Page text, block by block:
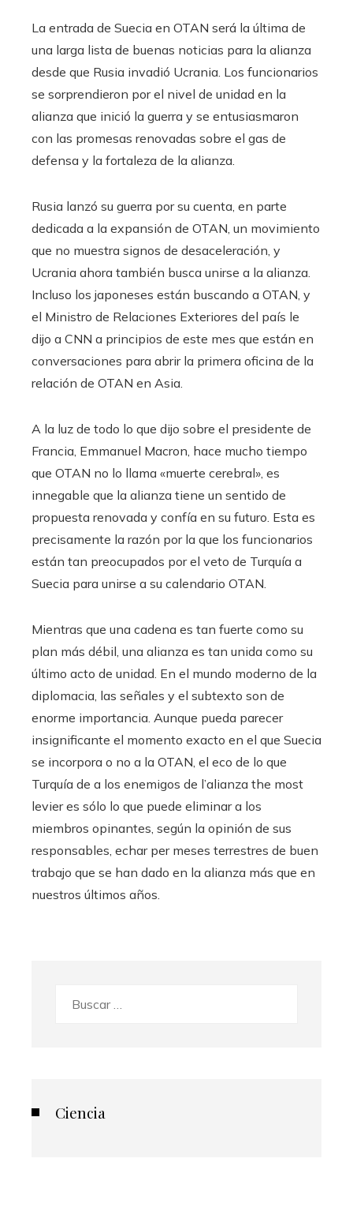
La entrada de Suecia en OTAN será la última de
una larga lista de buenas noticias para la alianza
desde que Rusia invadió Ucrania. Los funcionarios
se sorprendieron por el nivel de unidad en la
alianza que inició la guerra y se entusiasmaron
con las promesas renovadas sobre el gas de
defensa y la fortaleza de la alianza.
Rusia lanzó su guerra por su cuenta, en parte
dedicada a la expansión de OTAN, un movimiento
que no muestra signos de desaceleración, y
Ucrania ahora también busca unirse a la alianza.
Incluso los japoneses están buscando a OTAN, y
el Ministro de Relaciones Exteriores del país le
dijo a CNN a principios de este mes que están en
conversaciones para abrir la primera oficina de la
relación de OTAN en Asia.
A la luz de todo lo que dijo sobre el presidente de
Francia, Emmanuel Macron, hace mucho tiempo
que OTAN no lo llama «muerte cerebral», es
innegable que la alianza tiene un sentido de
propuesta renovada y confía en su futuro. Esta es
precisamente la razón por la que los funcionarios
están tan preocupados por el veto de Turquía a
Suecia para unirse a su calendario OTAN.
Mientras que una cadena es tan fuerte como su
plan más débil, una alianza es tan unida como su
último acto de unidad. En el mundo moderno de la
diplomacia, las señales y el subtexto son de
enorme importancia. Aunque pueda parecer
insignificante el momento exacto en el que Suecia
se incorpora o no a la OTAN, el eco de lo que
Turquía de a los enemigos de l’alianza the most
levier es sólo lo que puede eliminar a los
miembros opinantes, según la opinión de sus
responsables, echar per meses terrestres de buen
trabajo que se han dado en la alianza más que en
nuestros últimos años.
Ciencia